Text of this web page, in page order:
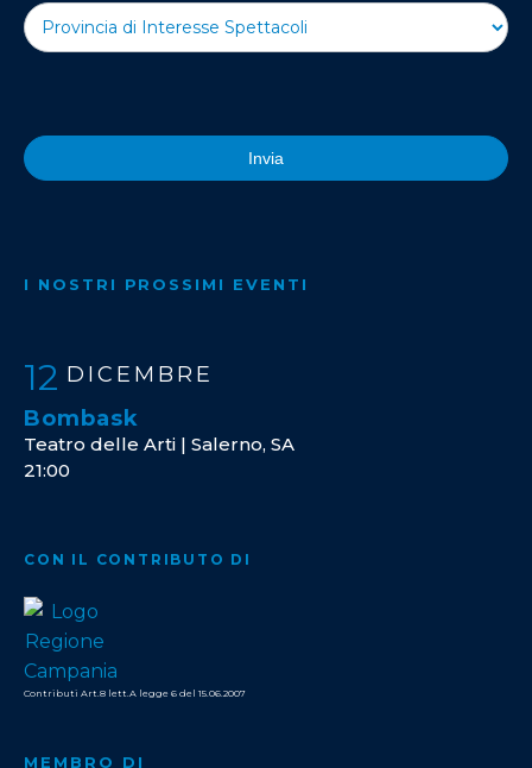
Invia
I NOSTRI PROSSIMI EVENTI
12 DICEMBRE
Bombask
Teatro delle Arti | Salerno, SA
21:00
CON IL CONTRIBUTO DI
Contributi Art.8 lett.A legge 6 del 15.06.2007
MEMBRO DI